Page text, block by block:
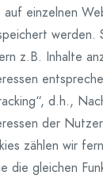
einzelnen
werden.
z.B. Inhalte
d.h.,
der
zählen wir
die gleichen